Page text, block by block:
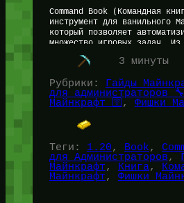
Command Book (Командная
инструмент для ванильного
который позволяет
множество игровых задач. Из
Командной Книги в Minecraft:
полезной для
3 минуты
Рубрики:
Гайды
для администраторов 🔧
Майнкрафт 🛜 , Фишки
Теги: 1.20, Book,
для Администраторов,
Майнкрафт, Книга,
Майнкрафт, Фишки